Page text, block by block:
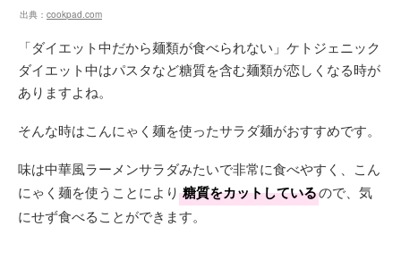
出典： cookpad.com
「ダイエット中だから麺類が食べられない」ケトジェニック
ダイエット中はパスタなど糖質を含む麺類が恋しくなる時が
ありますよね。
そんな時はこんにゃく麺を使ったサラダ麺がおすすめです。
味は中華風ラーメンサラダみたいで非常に食べやすく、こん
にゃく麺を使うことにより 糖質をカットしているので、気
にせず食べることができます。